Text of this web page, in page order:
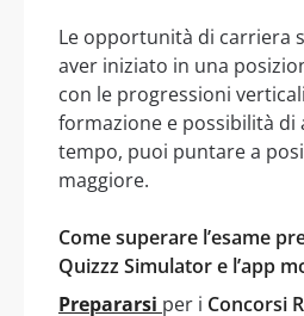
Le opportunità di carriera
aver iniziato in una
con le progressioni
formazione e possibilità di
tempo, puoi puntare a
maggiore.
Come superare l’esame
Quizzz Simulator e l’app
Prepararsi per i Concorsi